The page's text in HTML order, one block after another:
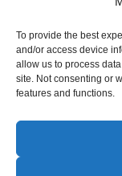
To provide the best
and/or access device
allow us to process
site. Not consenting or
features and functions.
Funded by the
of the European Union
Agency (EACEA).
responsible for them.